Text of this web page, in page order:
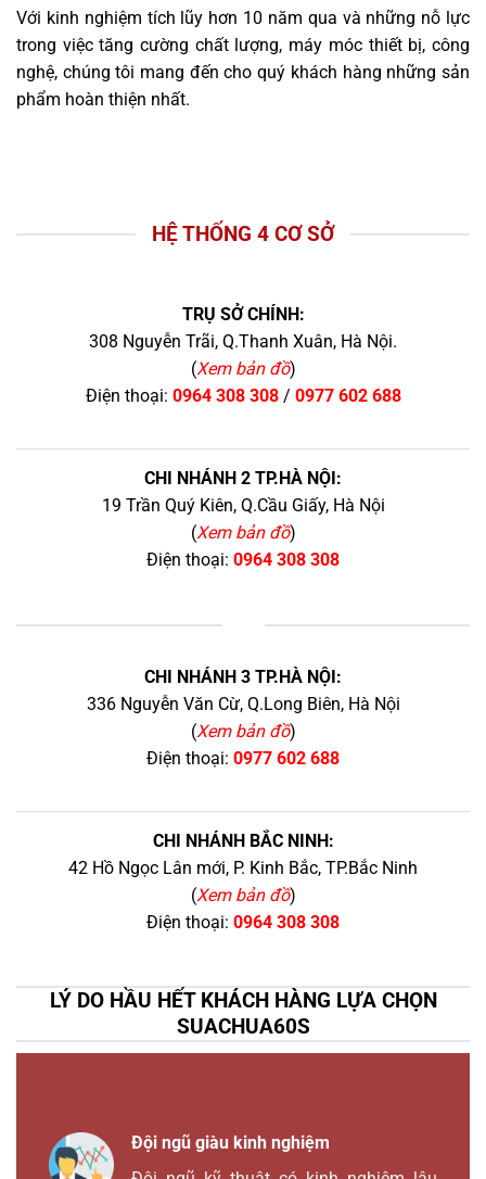
Với kinh nghiệm tích lũy hơn 10 năm qua và những nỗ lực
trong việc tăng cường chất lượng, máy móc thiết bị, công
nghệ, chúng tôi mang đến cho quý khách hàng những sản
phẩm hoàn thiện nhất.
HỆ THỐNG 4 CƠ SỞ
TRỤ SỞ CHÍNH:
308 Nguyễn Trãi, Q.Thanh Xuân, Hà Nội.
(Xem bản đồ)
Điện thoại: 0964 308 308/ 0977 602 688
CHI NHÁNH 2 TP.HÀ NỘI:
19 Trần Quý Kiên, Q.Cầu Giấy, Hà Nội
(Xem bản đồ)
Điện thoại: 0964 308 308
CHI NHÁNH 3 TP.HÀ NỘI:
336 Nguyễn Văn Cừ, Q.Long Biên, Hà Nội
(Xem bản đồ)
Điện thoại: 0977 602 688
CHI NHÁNH BẮC NINH:
42 Hồ Ngọc Lân mới, P. Kinh Bắc, TP.Bắc Ninh
(Xem bản đồ)
Điện thoại: 0964 308 308
LÝ DO HẦU HẾT KHÁCH HÀNG LỰA CHỌN
SUACHUA60S
Đội ngũ giàu kinh nghiệm